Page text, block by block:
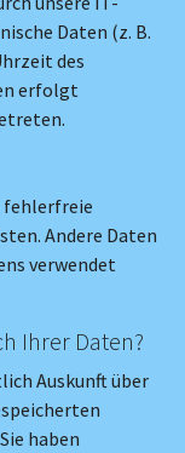
Daten (z. B.
des
erfolgt
fehlerfreie
Andere Daten
verwendet
Ihrer Daten?
Auskunft über
haben